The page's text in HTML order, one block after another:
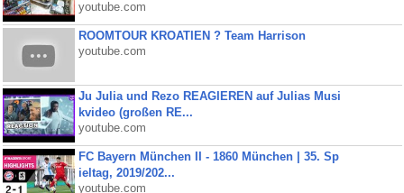
youtube.com
ROOMTOUR KROATIEN ? Team Harrison
youtube.com
Ju Julia und Rezo REAGIEREN auf Julias Musi
kvideo (großen RE...
youtube.com
FC Bayern München II - 1860 München | 35. Sp
ieltag, 2019/202...
youtube.com